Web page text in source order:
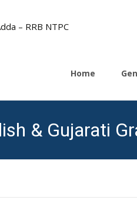
Home
& Gujarati